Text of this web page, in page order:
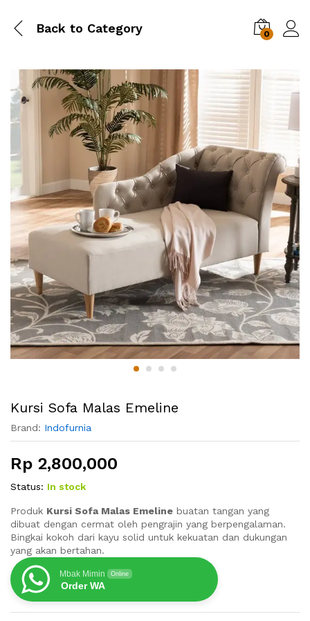
Back to Category 0
Kursi Sofa Malas Emeline
Brand: Indofurnia
Rp 2,800,000
Status: In stock
Produk Kursi Sofa Malas Emeline buatan tangan yang
dibuat dengan cermat oleh pengrajin yang berpengalaman.
Bingkai kokoh dari kayu solid untuk kekuatan dan dukungan
yang akan bertahan.
Mbak Mimin Online
Order WA